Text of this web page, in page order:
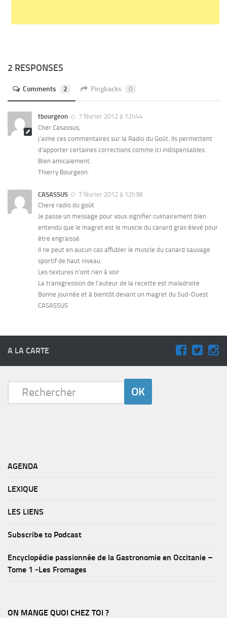
2 RESPONSES
Comments 2 Pingbacks 0
tbourgeon
7 février 2012 à 12h44
Cher Casassus,
j’aime ces commentaires sur la Radio du Goût. Ils permettent
d’apporter certaines corrections comme ici indispensables.
Bien amicalement.
Thierry Bourgeon.
CASASSUS
7 février 2012 à 12h38
Chere radio du goût
Je passe un message pour vous signifier culinairement bien
entendu que le magret est le muscle du canard gras élevé pour
être engraissé
Il ne peut en aucun cas affubler le muscle du canard sauvage
sportif de haut niveau
Les textures n’ont rien à voir
La transgression de l’auteur de la recette est maladroite
Bonne journée et à bientôt devant un magret du Sud-Ouest
CASASSUS
A LA CARTE
AGENDA
LEXIQUE
LES LIENS
Subscribe to Podcast
Encyclopédie passionnée de la Gastronomie en Occitanie –
Tome 1 -Les Fromages
ON MANGE QUOI CHEZ TOI ?